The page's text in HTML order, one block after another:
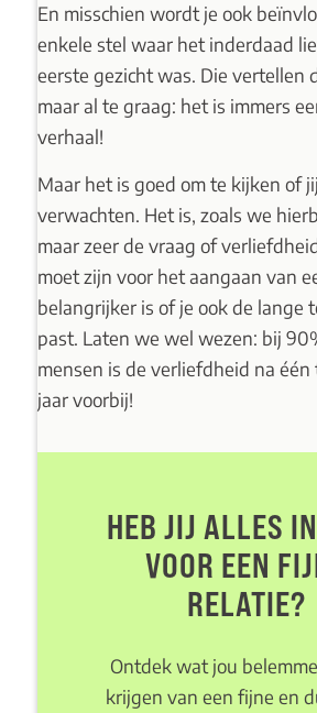
En misschien wordt je ook
enkele stel waar het inderdaad
eerste gezicht was. Die vertellen
maar al te graag: het is immers
verhaal!
Maar het is goed om te kijken of
verwachten. Het is, zoals we
maar zeer de vraag of
moet zijn voor het aangaan van
belangrijker is of je ook de lange
past. Laten we wel wezen: bij
mensen is de verliefdheid na
jaar voorbij!
HEB JIJ ALLES
VOOR EEN
RELATIE?
Ontdek wat jou
krijgen van een fijne en